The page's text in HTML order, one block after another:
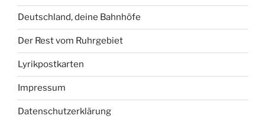
Deutschland, deine Bahnhöfe
Der Rest vom Ruhrgebiet
Lyrikpostkarten
Impressum
Datenschutzerklärung